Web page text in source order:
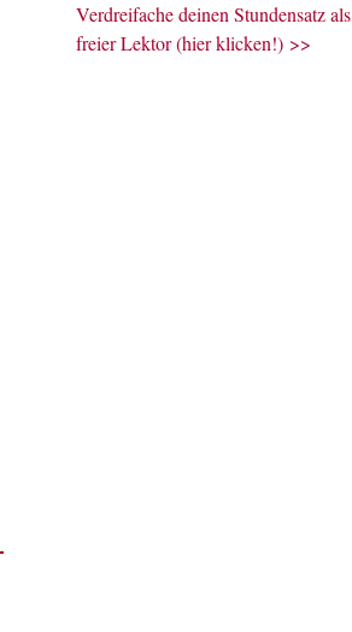
Verdreifache deinen Stundensatz als
freier Lektor (hier klicken!) >>